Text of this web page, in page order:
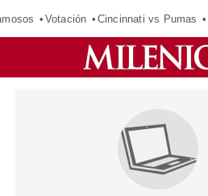
Votación Cincinnati vs Pumas